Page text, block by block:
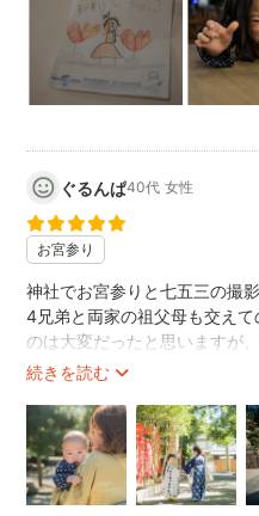
ぐるんぱ40代 女性
お宮参り
続きを読む
神社でお宮参りと七五三の撮
4兄弟と両家の祖父母も交え
のは大変だったと思いますが
案してくれ、子どもたちの自
数も臨機応変に対応してもら